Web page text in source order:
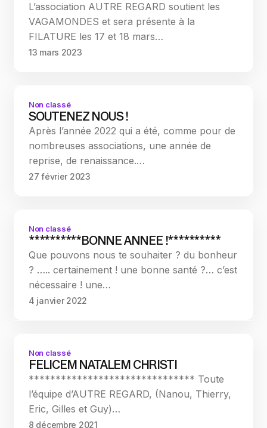
L’association AUTRE REGARD soutient les
VAGAMONDES et sera présente à la
FILATURE les 17 et 18 mars…
13 mars 2023
Non classé
SOUTENEZ NOUS !
Après l’année 2022 qui a été, comme pour de
nombreuses associations, une année de
reprise, de renaissance.…
27 février 2023
Non classé
**********BONNE ANNEE !**********
Que pouvons nous te souhaiter ? du bonheur
? ….. certainement ! une bonne santé ?… c’est
nécessaire ! une…
4 janvier 2022
Non classé
FELICEM NATALEM CHRISTI
******************************* Toute
l’équipe d’AUTRE REGARD, (Nanou, Thierry,
Eric, Gilles et Guy)…
8 décembre 2021